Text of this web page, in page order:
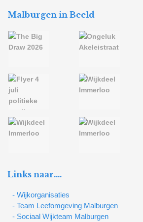
Malburgen in Beeld
Links naar….
- Wijkorganisaties
- Team Leefomgeving Malburgen
- Sociaal Wijkteam Malburgen